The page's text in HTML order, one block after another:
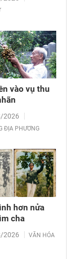
vào vụ thu
2026
ĐỊA PHƯƠNG
hơn nửa
cha
2026 VĂN HÓA